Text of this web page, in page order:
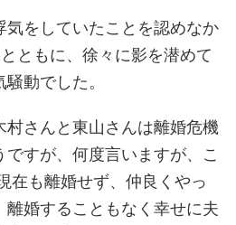
気をしていたことを認めなか
ともに、徐々に影を潜めて
動でした。
村さんと東山さんは離婚危機
すが、何度言いますが、こ
在も離婚せず、仲良くやっ
離婚することもなく幸せに夫